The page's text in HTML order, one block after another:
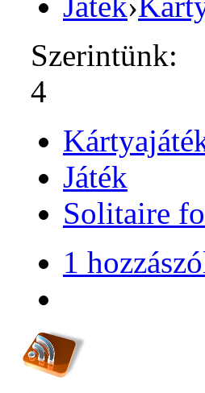
Szerintünk:
4
Játék
Solitaire
1